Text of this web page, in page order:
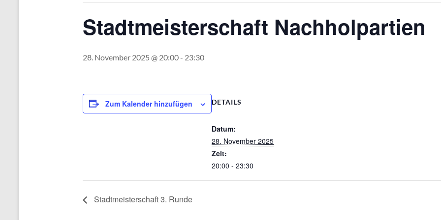
Stadtmeisterschaft Nachholpartien
28. November 2025 @ 20:00- 23:30
Zum Kalender hinzufügen DETAILS
Datum:
28. November 2025
Zeit:
20:00 - 23:30
Stadtmeisterschaft 3. Runde